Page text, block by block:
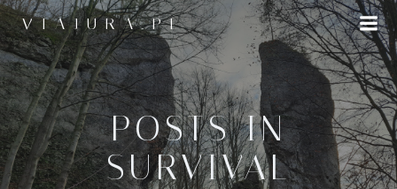
Przejdź
do
treści
VIAJURA.PL
POSTS IN
SURVIVAL